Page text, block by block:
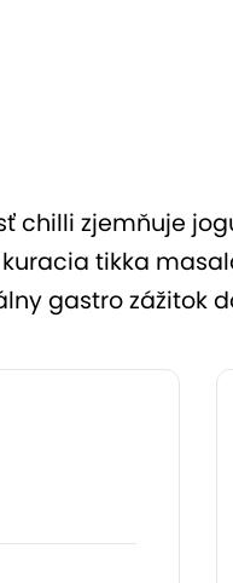
zjemňuje
tikka
gastro zážitok